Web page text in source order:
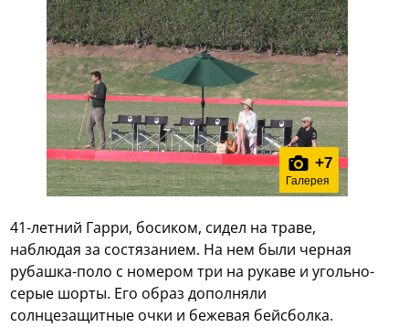
+7
Галерея
41-летний Гарри, босиком, сидел на траве,
наблюдая за состязанием. На нем были черная
рубашка-поло с номером три на рукаве и угольно-
серые шорты. Его образ дополняли
солнцезащитные очки и бежевая бейсболка.